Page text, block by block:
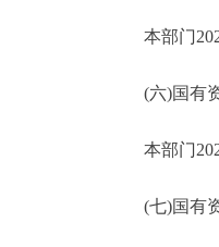
本部门2021
(六)国有资
本部门2021
(七)国有资